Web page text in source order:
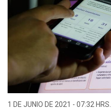
1 DE JUNIO DE 2021 - 07:32 HRS.